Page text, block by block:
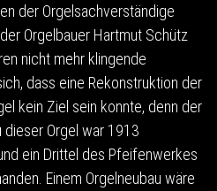
der Orgelsachverständige
Orgelbauer Hartmut Schütz
nicht mehr klingende
dass eine Rekonstruktion der
kein Ziel sein konnte, denn der
Orgel war 1913
ein Drittel des Pfeifenwerkes
Einem Orgelneubau wäre